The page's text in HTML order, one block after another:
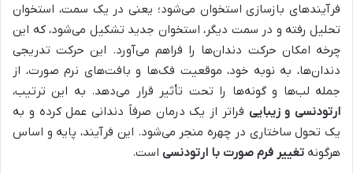
فرآیندهای بازسازی استخوان می‌شود؛ یعنی در یک سمت، استخوان
تحلیل رفته و در سمت دیگر، استخوان جدید تشکیل می‌شود، که این
چرخه امکان حرکت دندان‌ها را فراهم می‌آورد. این حرکت تدریجی
دندان‌ها، به نوبه خود، موقعیت فک‌ها و بافت‌های نرم صورت، از
جمله لب‌ها و گونه‌ها را تحت تأثیر قرار می‌دهد. به این ترتیب،
ارتودنسی و زیبایی فراتر از یک درمان صرفاً دندانی عمل کرده و به
یک تحول ساختاری در چهره منجر می‌شود. این فرآیند، پایه و اساس
هرگونه تغییر فرم صورت با ارتودنسی است.